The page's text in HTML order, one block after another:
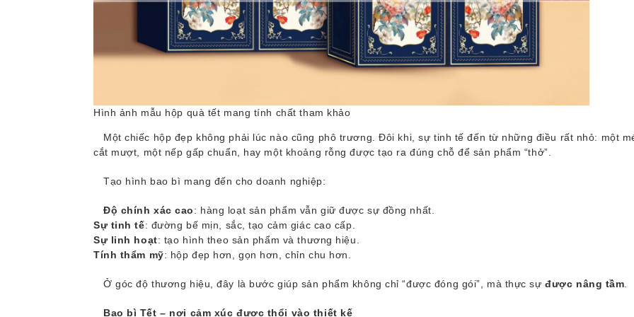
Hình ảnh mẫu hộp quà tết mang tính chất tham khảo
Một chiếc hộp đẹp không phải lúc nào cũng phô trương. Đôi khi, sự tinh tế đến từ những điều rất nhỏ: một
cắt mượt, một nếp gấp chuẩn, hay một khoảng rỗng được tạo ra đúng chỗ để sản phẩm “thở”.
Tạo hình bao bì mang đến cho doanh nghiệp:
Độ chính xác cao: hàng loạt sản phẩm vẫn giữ được sự đồng nhất.
Sự tinh tế: đường bế mịn, sắc, tạo cảm giác cao cấp.
Sự linh hoạt: tạo hình theo sản phẩm và thương hiệu.
Tính thẩm mỹ: hộp đẹp hơn, gọn hơn, chỉn chu hơn.
Ở góc độ thương hiệu, đây là bước giúp sản phẩm không chỉ “được đóng gói”, mà thực sựđược nâng tầm
Bao bì Tết – nơi cảm xúc được thổi vào thiết kế